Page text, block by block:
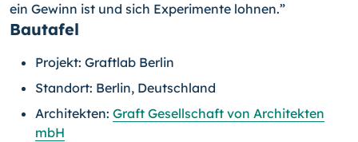
ein Gewinn ist und sich Experimente lohnen.”
Bautafel
Projekt: Graftlab Berlin
Standort: Berlin, Deutschland
Architekten: Graft Gesellschaft von Architekten
mbH